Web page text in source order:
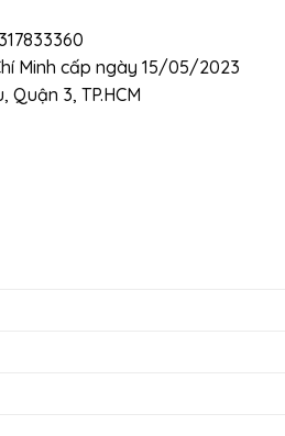
Minh cấp ngày 15/05/2023
3, TP.HCM